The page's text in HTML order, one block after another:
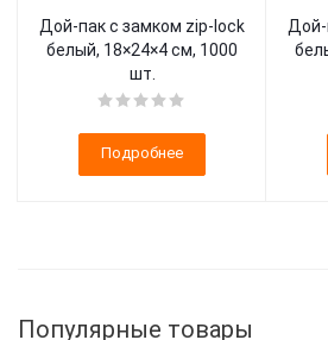
Дой-пак с замком zip-lock
белый, 18×24×4 cм, 1000
шт.
Подробнее
Дой-
Популярные товары